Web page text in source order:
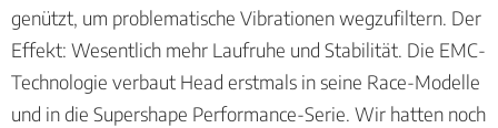
genützt, um problematische Vibrationen wegzufiltern. Der
Effekt: Wesentlich mehr Laufruhe und Stabilität. Die EMC-
Technologie verbaut Head erstmals in seine Race-Modelle
und in die Supershape Performance-Serie. Wir hatten noch